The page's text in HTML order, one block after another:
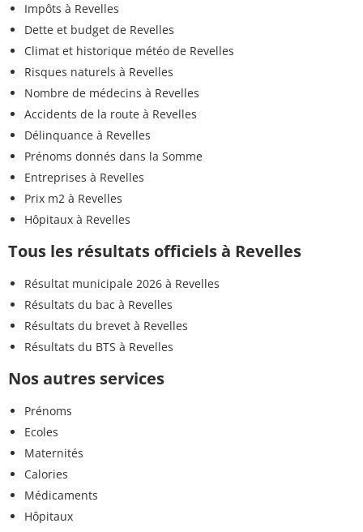
Impôts à Revelles
Dette et budget de Revelles
Climat et historique météo de Revelles
Risques naturels à Revelles
Nombre de médecins à Revelles
Accidents de la route à Revelles
Délinquance à Revelles
Prénoms donnés dans la Somme
Entreprises à Revelles
Prix m2 à Revelles
Hôpitaux à Revelles
Tous les résultats officiels à Revelles
Résultat municipale 2026 à Revelles
Résultats du bac à Revelles
Résultats du brevet à Revelles
Résultats du BTS à Revelles
Nos autres services
Prénoms
Ecoles
Maternités
Calories
Médicaments
Hôpitaux